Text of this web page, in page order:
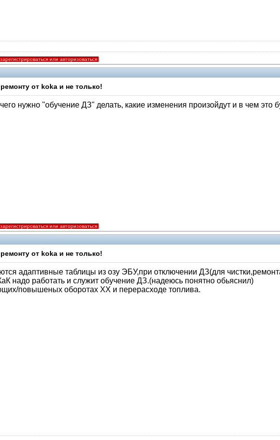
или авторизоваться
от koka и не только!
нужно "обучение ДЗ" делать, какие изменения произойдут и в чем это
или авторизоваться
от koka и не только!
адаптивные таблицы из озу ЭБУ,при отключении ДЗ(для
надо работать и служит обучение ДЗ.(надеюсь понятно обьяснил)
повышеных оборотах ХХ и перерасходе топлива.